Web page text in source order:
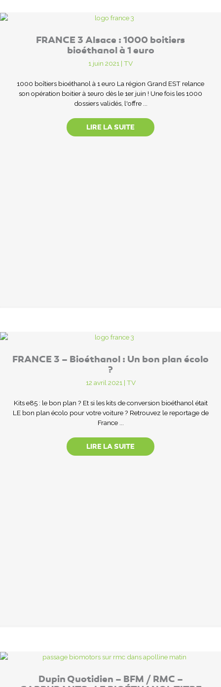
FRANCE 3 Alsace : 1000 boitiers
bioéthanol à 1 euro
1 juin 2021 | TV
1000 boîtiers bioéthanol à 1 euro La région Grand EST relance
son opération boitier à 1euro dès le 1er juin ! Une fois les 1000
dossiers validés, l'offre ...
LIRE LA SUITE
FRANCE 3 – Bioéthanol : Un bon plan écolo
?
12 avril 2021 | TV
Kits e85 : le bon plan ? Et si les kits de conversion bioéthanol était
LE bon plan écolo pour votre voiture ? Retrouvez le reportage de
France ...
LIRE LA SUITE
Dupin Quotidien – BFM / RMC –